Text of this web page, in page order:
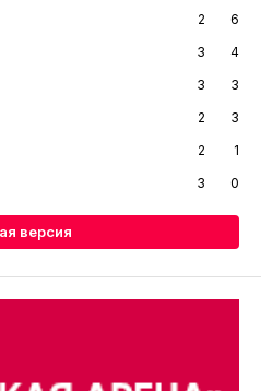
2
6
3
4
3
3
2
3
2
1
3 0
версия